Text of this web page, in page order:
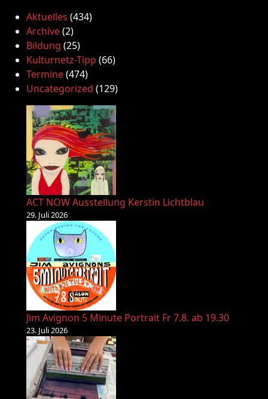
Aktuelles (434)
Archive(2)
Bildung (25)
Kulturnetz-Tipp (66)
Termine(474)
Uncategorized (129)
ACT NOW Ausstellung Kerstin Lichtblau
29. Juli 2026
Jim Avignon 5 Minute Portrait Fr 7.8. ab 19.30
23. Juli 2026